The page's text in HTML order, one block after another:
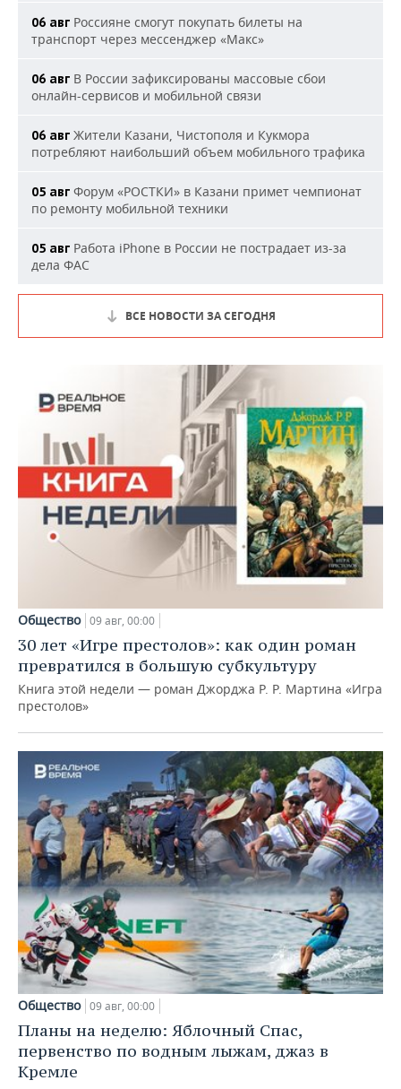
06 авг Россияне смогут покупать билеты на
транспорт через мессенджер «Макс»
06 авг В России зафиксированы массовые сбои
онлайн-сервисов и мобильной связи
06 авг Жители Казани, Чистополя и Кукмора
потребляют наибольший объем мобильного трафика
05 авг Форум «РОСТКИ» в Казани примет чемпионат
по ремонту мобильной техники
05 авг Работа iPhone в России не пострадает из-за
дела ФАС
ВСЕ НОВОСТИ ЗА СЕГОДНЯ
Общество 09 авг, 00:00
30 лет «Игре престолов»: как один роман
превратился в большую субкультуру
Книга этой недели — роман Джорджа Р. Р. Мартина «Игра
престолов»
Общество 09 авг, 00:00
Планы на неделю: Яблочный Спас,
первенство по водным лыжам, джаз в
Кремле